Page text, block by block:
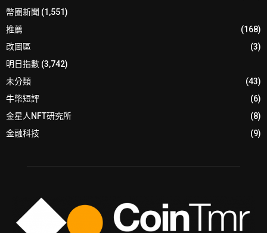
幣圈新聞 (1,551)
推薦
(168)
改圖區
(3)
明日指數 (3,742)
未分類
(43)
牛幣短評
(6)
金星人NFT研究所
(8)
金融科技
(9)